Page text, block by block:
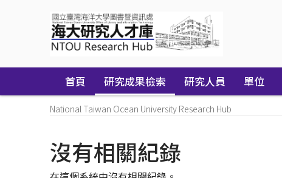
首頁 研究成果檢索 研究人員 單位
National Taiwan Ocean University Research Hub
沒有相關紀錄